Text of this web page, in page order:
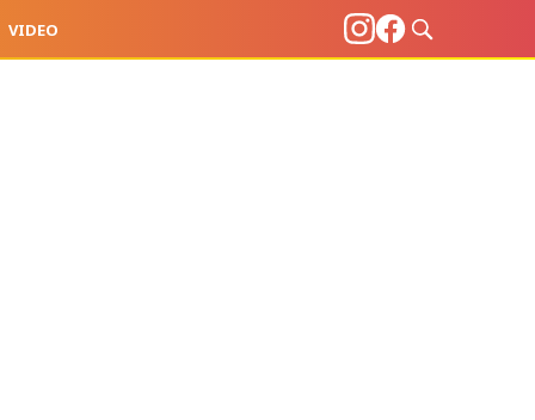
VIDEO